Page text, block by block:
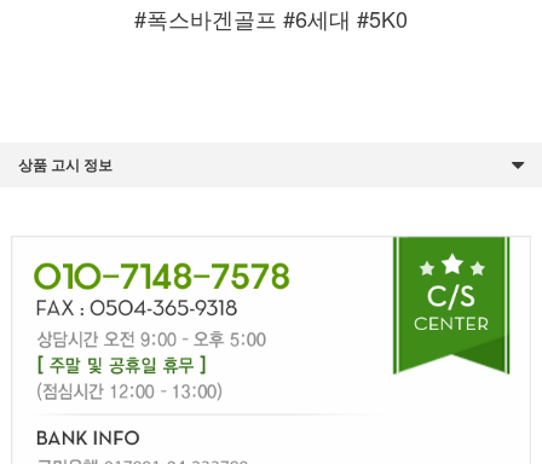
#폭스바겐골프 #6세대 #5K0
상품 고시 정보